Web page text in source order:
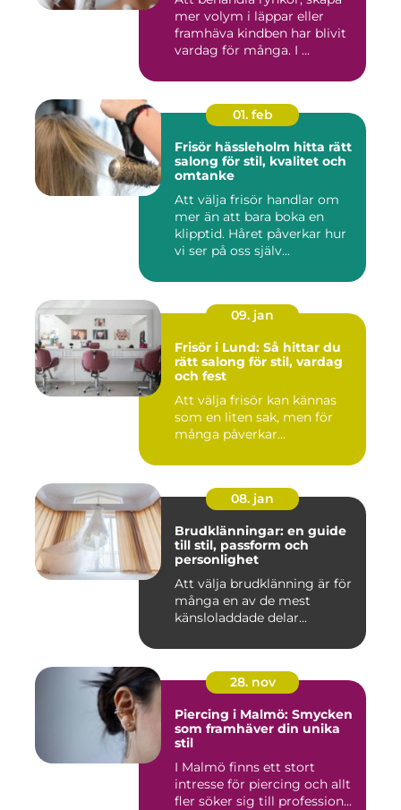
mer volym i läppar eller
framhäva kindben har blivit
vardag för många. I ...
01. feb
Frisör hässleholm hitta rätt
salong för stil, kvalitet och
omtanke
Att välja frisör handlar om
mer än att bara boka en
klipptid. Håret påverkar hur
vi ser på oss själv...
09. jan
Frisör i Lund: Så hittar du
rätt salong för stil, vardag
och fest
Att välja frisör kan kännas
som en liten sak, men för
många påverkar...
08. jan
Brudklänningar: en guide
till stil, passform och
personlighet
Att välja brudklänning är för
många en av de mest
känsloladdade delar...
28. nov
Piercing i Malmö: Smycken
som framhäver din unika
stil
I Malmö finns ett stort
intresse för piercing och allt
fler söker sig till profession...